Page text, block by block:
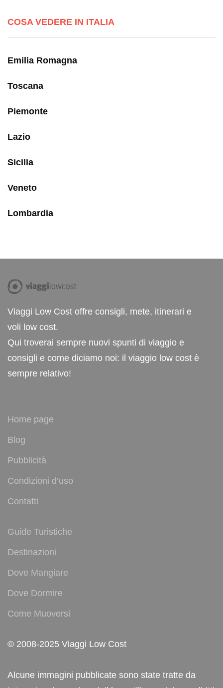
COSA VEDERE IN ITALIA
Emilia Romagna
Toscana
Piemonte
Lazio
Sicilia
Veneto
Lombardia
Viaggi Low Cost offre consigli, mete, itinerari e
voli low cost.
Qui troverai sempre nuovi spunti di viaggio e
consigli e come diciamo noi: il viaggio low cost è
sempre relativo!
Home page
Blog
Pubblicità
Condizioni d’uso
Contatti
Guide Turistiche
Destinazioni
Dove Mangiare
Dove Dormire
Come Muoversi
© 2008-2025 Viaggi Low Cost
Alcune immagini pubblicate sono state tratte da